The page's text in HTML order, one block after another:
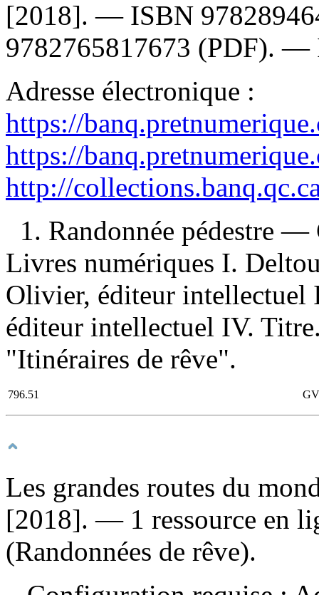
[2018]. — ISBN
9782765817673 (PDF). —
Adresse électronique :
https://
https://
http://
1. Randonnée pédestre
Livres numériques I.
Olivier, éditeur intellectuel
éditeur intellectuel IV.
"Itinéraires de rêve".
796.51
Les grandes routes du
[2018]. — 1 ressource en
(Randonnées de rêve).